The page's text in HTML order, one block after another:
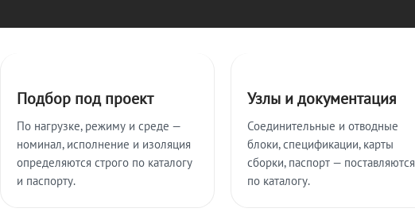
Подбор под проект
По нагрузке, режиму и среде —
номинал, исполнение и изоляция
определяются строго по каталогу
и паспорту.
Узлы и документация
Соединительные и отводные
блоки, спецификации, карты
сборки, паспорт — поставляются
по каталогу.